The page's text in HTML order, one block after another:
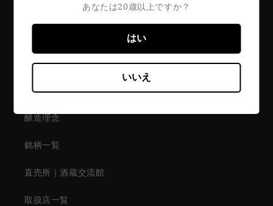
Contents
藤井酒造について
醸造理念
銘柄一覧
直売所｜酒蔵交流館
取扱店一覧
あなたは20歳以上ですか？
はい
いいえ